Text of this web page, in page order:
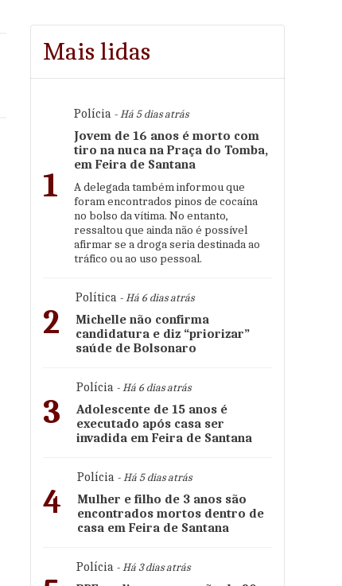
Mais lidas
1
Polícia - Há 5 dias atrás
Jovem de 16 anos é morto com
tiro na nuca na Praça do Tomba,
em Feira de Santana
A delegada também informou que
foram encontrados pinos de cocaína
no bolso da vítima. No entanto,
ressaltou que ainda não é possível
afirmar se a droga seria destinada ao
tráfico ou ao uso pessoal.
2
Política - Há 6 dias atrás
Michelle não confirma
candidatura e diz “priorizar”
saúde de Bolsonaro
3
Polícia - Há 6 dias atrás
Adolescente de 15 anos é
executado após casa ser
invadida em Feira de Santana
4
Polícia - Há 5 dias atrás
Mulher e filho de 3 anos são
encontrados mortos dentro de
casa em Feira de Santana
Polícia - Há 3 dias atrás